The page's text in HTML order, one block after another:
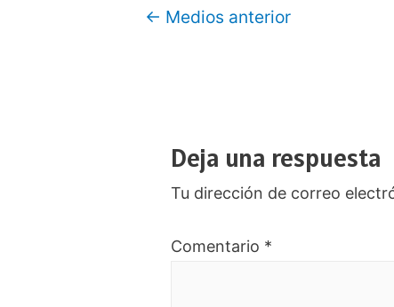
Navegación
← Medios anterior
Deja una respuesta
Tu dirección de correo
Comentario *